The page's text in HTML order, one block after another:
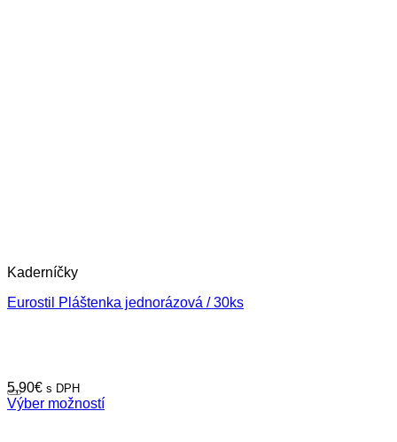
Kaderníčky
Eurostil Pláštenka jednorázová / 30ks
5,90€ s DPH
Výber možností